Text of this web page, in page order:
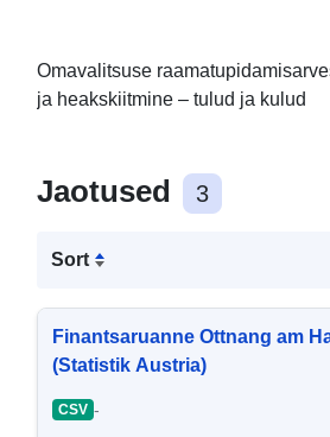
Omavalitsuse
ja heakskiitmine – tulud ja kulud
Jaotused 3
Sort
Finantsaruanne Ottnang am
(Statistik Austria)
CSV -